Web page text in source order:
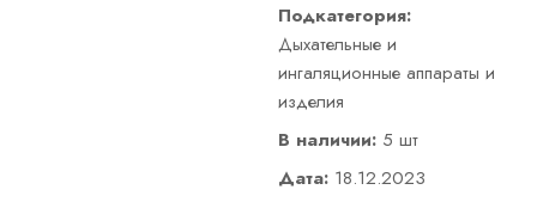
Подкатегория:
Дыхательные и
ингаляционные аппараты и
изделия
В наличии: 5 шт
Дата: 18.12.2023